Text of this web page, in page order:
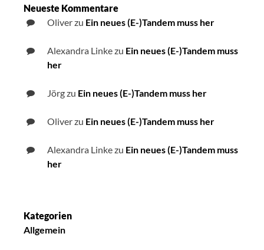
Neueste Kommentare
Oliverzu Ein neues (E-)Tandem muss her
Alexandra Linkezu Ein neues (E-)Tandem muss
her
Jörgzu Ein neues (E-)Tandem muss her
Oliverzu Ein neues (E-)Tandem muss her
Alexandra Linkezu Ein neues (E-)Tandem muss
her
Kategorien
Allgemein